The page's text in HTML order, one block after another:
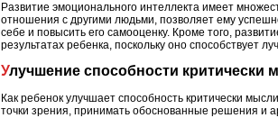
Развитие эмоционального интеллекта имеет
отношения с другими людьми, позволяет ему
себе и повысить его самооценку. Кроме того,
результатах ребенка, поскольку оно
Улучшение способности критически
Как ребенок улучшает способность критически
точки зрения, принимать обоснованные решения и